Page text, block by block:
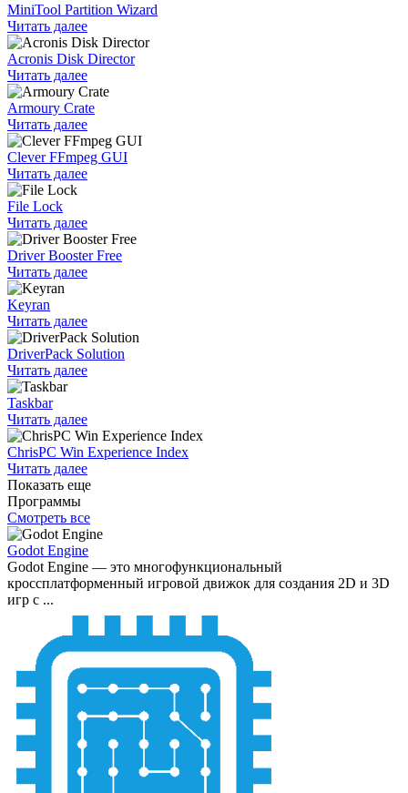
MiniTool Partition Wizard
Читать далее
Acronis Disk Director
Читать далее
Armoury Crate
Читать далее
Clever FFmpeg GUI
Читать далее
File Lock
Читать далее
Driver Booster Free
Читать далее
Keyran
Читать далее
DriverPack Solution
Читать далее
Taskbar
Читать далее
ChrisPC Win Experience Index
Читать далее
Показать еще
Программы
Смотреть все
Godot Engine
Godot Engine — это многофункциональный
кроссплатформенный игровой движок для создания 2D и 3D
игр с ...